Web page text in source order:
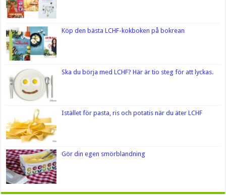
Köp den bästa LCHF-kokboken på bokrean
Ska du börja med LCHF? Här är tio steg för att lyckas.
Istället för pasta, ris och potatis när du äter LCHF
Gör din egen smörblandning